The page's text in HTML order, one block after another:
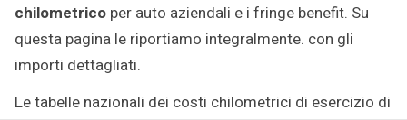
chilometrico per auto aziendali e i fringe benefit. Su
questa pagina le riportiamo integralmente. con gli
importi dettagliati.
Le tabelle nazionali dei costi chilometrici di esercizio di